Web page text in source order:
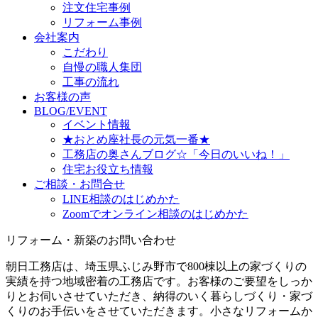
注文住宅事例
リフォーム事例
会社案内
こだわり
自慢の職人集団
工事の流れ
お客様の声
BLOG/EVENT
イベント情報
★おとめ座社長の元気一番★
工務店の奥さんブログ☆「今日のいいね！」
住宅お役立ち情報
ご相談・お問合せ
LINE相談のはじめかた
Zoomでオンライン相談のはじめかた
リフォーム・新築のお問い合わせ
朝日工務店は、埼玉県ふじみ野市で800棟以上の家づくりの
実績を持つ地域密着の工務店です。お客様のご要望をしっか
りとお伺いさせていただき、納得のいく暮らしづくり・家づ
くりのお手伝いをさせていただきます。小さなリフォームか